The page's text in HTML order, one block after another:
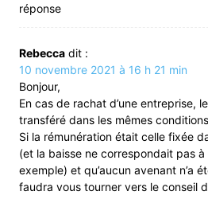
réponse
Rebecca dit :
10 novembre 2021 à 16 h 21 min
Bonjour,
En cas de rachat d’une entreprise,
transféré dans les mêmes
Si la rémunération était celle fixée
(et la baisse ne correspondait pas
exemple) et qu’aucun avenant n’a
faudra vous tourner vers le conseil